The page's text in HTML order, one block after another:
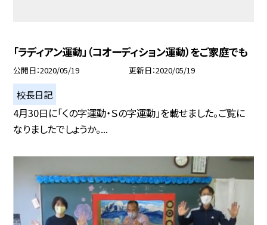
「ラディアン運動」（コオーディション運動）をご家庭でも
公開日 2020/05/19 更新日 2020/05/19
校長日記
4月30日に「くの字運動・Ｓの字運動」を載せました。ご覧に
なりましたでしょうか。...